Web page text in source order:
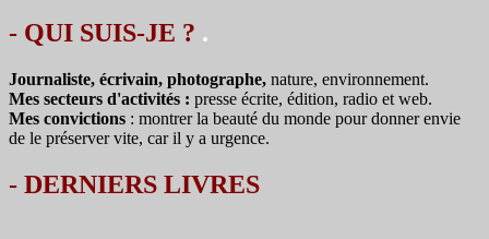
articles
- QUI SUIS-JE ? .
Journaliste, écrivain, photographe, nature, environnement.
Mes secteurs d'activités : presse écrite, édition, radio et web.
Mes convictions : montrer la beauté du monde pour donner envie
de le préserver vite, car il y a urgence.
- DERNIERS LIVRES